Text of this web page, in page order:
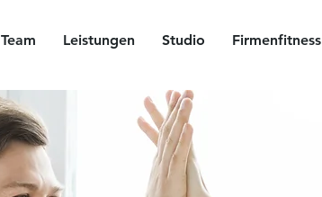
Team Leistungen Studio Firmenfitness